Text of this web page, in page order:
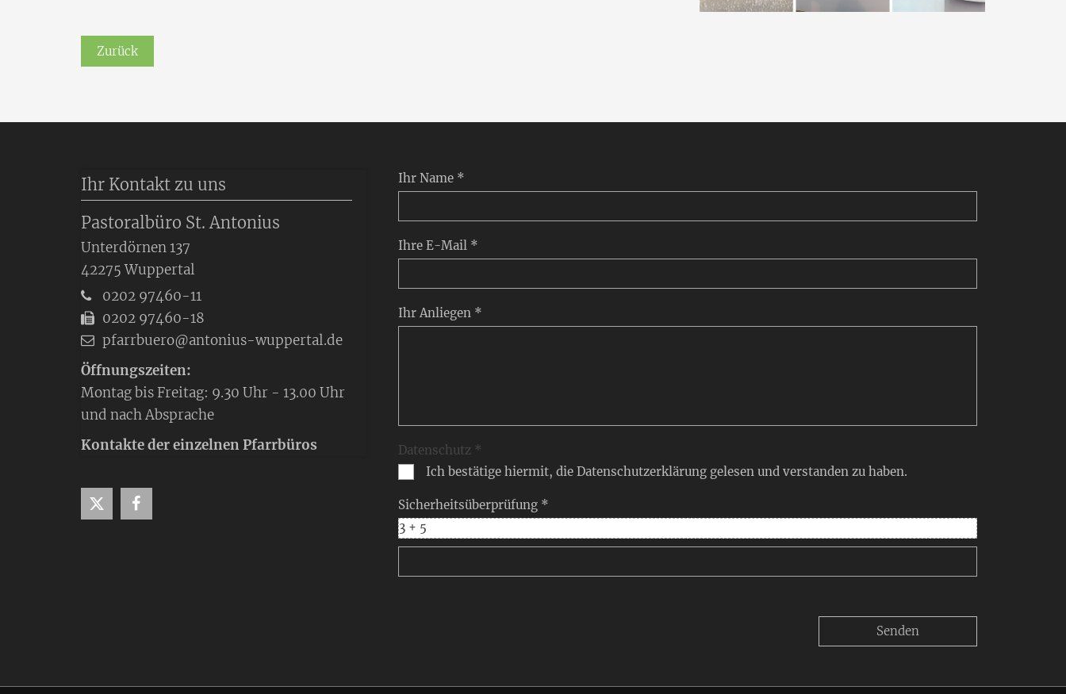
Zurück
Ihr Name *
Ihre E-Mail *
Ihr Anliegen *
Datenschutz *
Ich bestätige hiermit, die Datenschutzerklärung gelesen und verstanden zu haben.
Sicherheitsüberprüfung *
3 + 5
Ihr Kontakt zu uns
Pastoralbüro St. Antonius
Unterdörnen 137
42275 Wuppertal
0202 97460-11
0202 97460-18
pfarrbuero@antonius-wuppertal.de
Öffnungszeiten:
Montag bis Freitag: 9.30 Uhr - 13.00 Uhr
und nach Absprache
Kontakte der einzelnen Pfarrbüros